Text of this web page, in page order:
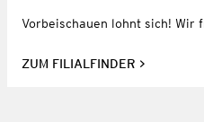
Vorbeischauen lohnt sich! Wir
ZUM FILIALFINDER